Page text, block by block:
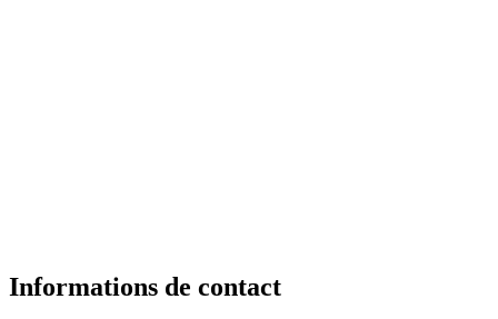
Informations de contact